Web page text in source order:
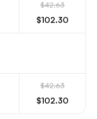
$42.63
$102.30
$42.63
$102.30